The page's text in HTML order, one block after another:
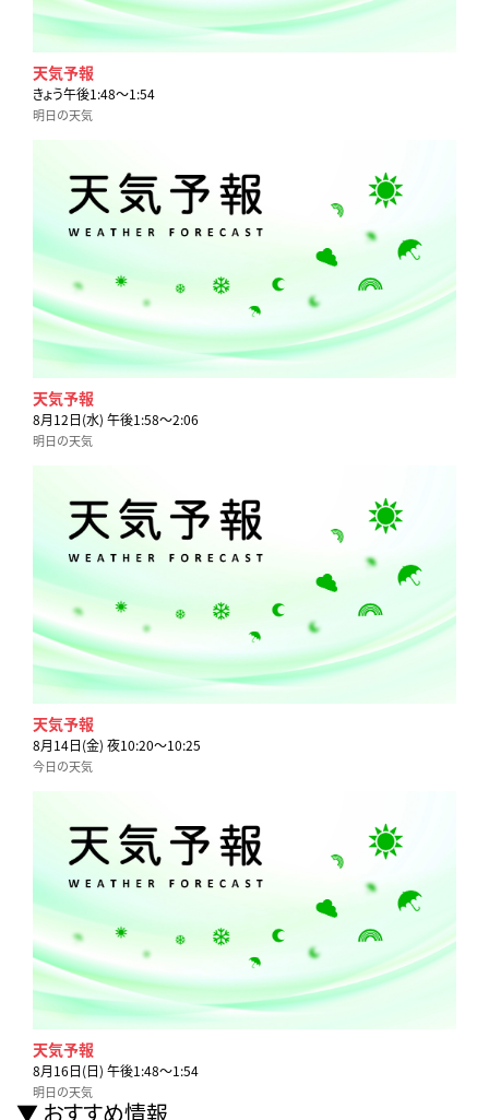
天気予報
きょう午後1:48〜1:54
明日の天気
天気予報
8月12日(水) 午後1:58〜2:06
明日の天気
天気予報
8月14日(金) 夜10:20〜10:25
今日の天気
天気予報
8月16日(日) 午後1:48〜1:54
明日の天気
おすすめ情報